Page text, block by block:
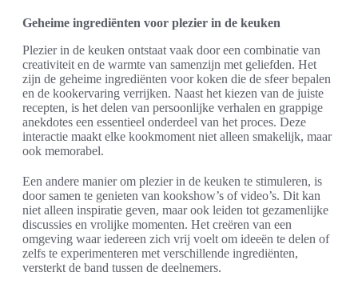
Geheime ingrediënten voor plezier in de keuken
Plezier in de keuken ontstaat vaak door een combinatie van
creativiteit en de warmte van samenzijn met geliefden. Het
zijn de geheime ingrediënten voor koken die de sfeer bepalen
en de kookervaring verrijken. Naast het kiezen van de juiste
recepten, is het delen van persoonlijke verhalen en grappige
anekdotes een essentieel onderdeel van het proces. Deze
interactie maakt elke kookmoment niet alleen smakelijk, maar
ook memorabel.
Een andere manier om plezier in de keuken te stimuleren, is
door samen te genieten van kookshow’s of video’s. Dit kan
niet alleen inspiratie geven, maar ook leiden tot gezamenlijke
discussies en vrolijke momenten. Het creëren van een
omgeving waar iedereen zich vrij voelt om ideeën te delen of
zelfs te experimenteren met verschillende ingrediënten,
versterkt de band tussen de deelnemers.